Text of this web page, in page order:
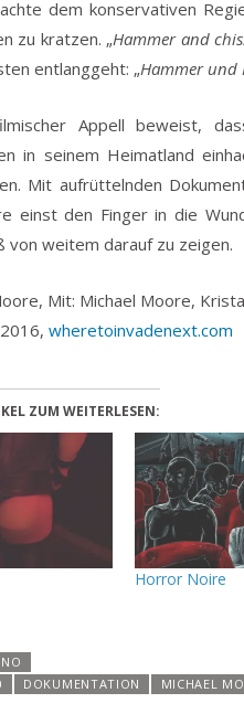
dem konservativen
zu kratzen. „Hammer and
entlanggeht: „Hammer und
Appell beweist,
in seinem Heimatland
Mit aufrüttelnden
einst den Finger in die
von weitem darauf zu zeigen.
Mit: Michael Moore,
wheretoinvadenext.com
ZUM WEITERLESEN:
Horror Noire
DOKUMENTATION MICHAEL